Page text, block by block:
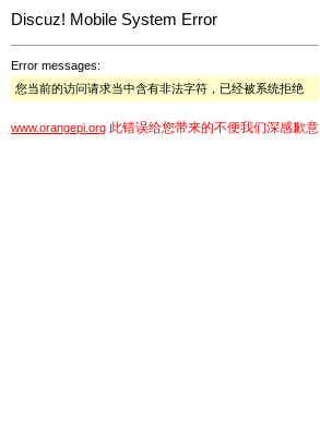
Discuz! Mobile System Error
Error messages:
您当前的访问请求当中含有非法字符，已经被系统拒绝
www.orangepi.org 此错误给您带来的不便我们深感歉意